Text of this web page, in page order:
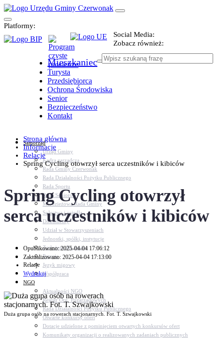
Platformy:
Social Media:
Zobacz również:
Mieszkaniec
Turysta
Przedsiębiorca
Ochrona Środowiska
Senior
Bezpieczeństwo
Kontakt
Samorząd
Urząd Gminy
Kadra zarządcza
Rada Gminy Czerwonak
Rada Działalności Pożytku Publicznego
Rada Sportu
Rada Seniorów
Młodzieżowa Rada Gminy
Sołectwa i osiedla
Dokumenty
Udział w Stowarzyszeniach
Jednostki, spółki, instytucje
Zasłużeni dla gminy
Petycje
Język migowy
Współpraca
NGO
Aktualności NGO
Rejestr Org. Pozarządowych
Rada Działalności Pożytku Publicznego
Otwarte konkursy ofert
Dotacje udzielone z pominięciem otwartych konkursów ofert
Komunikaty organizacji o realizowanych zadaniach publicznych
Strona główna
Informacje
Relacje
Spring Cycling otowrzył serca uczestników i kibiców
Spring Cycling otowrzył
serca uczestników i kibiców
Opublikowano: 2025-04-04 17:06:12
Zaktualizowano: 2025-04-04 17:13:00
Relacje
Wydrukuj
Duża grupa osób na rowerach stacjonarnych. Fot. T. Szwajkowski